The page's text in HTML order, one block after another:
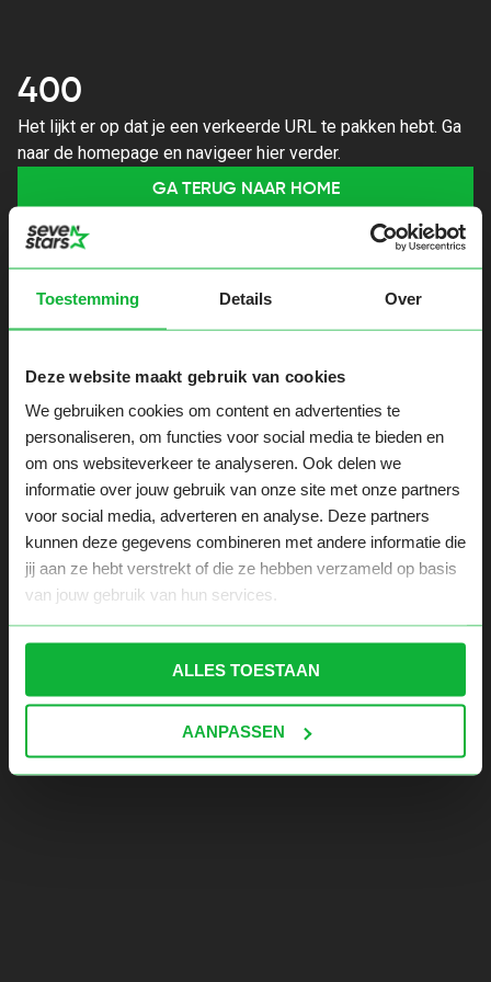
Toestemming Details Over
Deze website maakt gebruik van cookies
We gebruiken cookies om content en advertenties te
personaliseren, om functies voor social media te bieden en
om ons websiteverkeer te analyseren. Ook delen we
informatie over jouw gebruik van onze site met onze partners
voor social media, adverteren en analyse. Deze partners
kunnen deze gegevens combineren met andere informatie die
jij aan ze hebt verstrekt of die ze hebben verzameld op basis
van jouw gebruik van hun services.
ALLES TOESTAAN
AANPASSEN
400
Het lijkt er op dat je een verkeerde URL te pakken hebt. Ga
naar de homepage en navigeer hier verder.
GA TERUG NAAR HOME